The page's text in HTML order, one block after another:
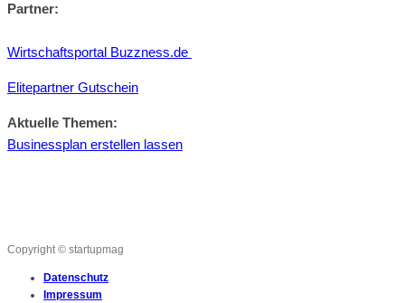
Partner:
Wirtschaftsportal Buzzness.de
Elitepartner Gutschein
Aktuelle Themen:
Businessplan erstellen lassen
Copyright © startupmag
Datenschutz
Impressum